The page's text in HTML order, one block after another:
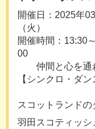
開催日：2025年
（火）
開催時間：
00
仲間と心を通
【シンクロ・ダン
スコットランドの
羽田スコティッ